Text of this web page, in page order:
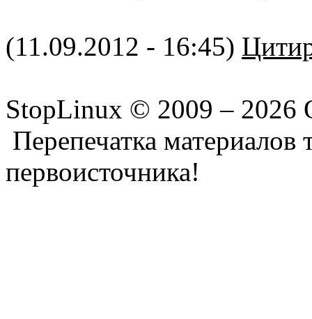
(11.09.2012 - 16:45)
StopLinux © 2009 – 2026
Перепечатка материалов
первоисточника!